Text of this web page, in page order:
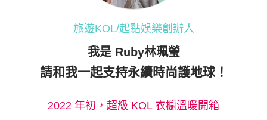
旅遊KOL/起點娛樂創辦人
我是 Ruby林珮瑩
請和我一起支持永續時尚護地球！
2022 年初，超級 KOL 衣櫥溫暖開箱